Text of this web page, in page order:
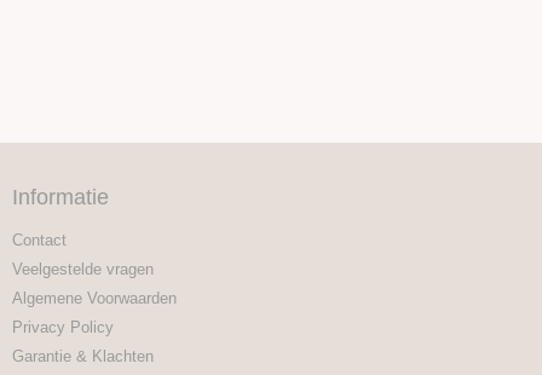
Informatie
Contact
Veelgestelde vragen
Algemene Voorwaarden
Privacy Policy
Garantie & Klachten